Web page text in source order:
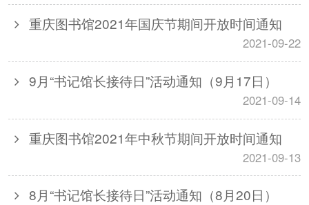
重庆图书馆2021年国庆节期间开放时间通知
2021-09-22
9月“书记馆长接待日”活动通知（9月17日）
2021-09-14
重庆图书馆2021年中秋节期间开放时间通知
2021-09-13
8月“书记馆长接待日”活动通知（8月20日）